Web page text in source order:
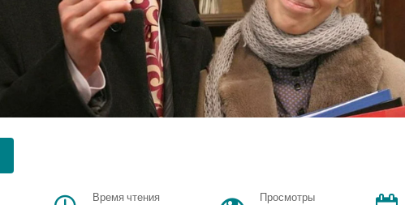
Время чтения Просмотры